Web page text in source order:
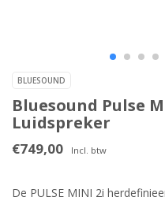
BLUESOUND
Bluesound Pulse
Luidspreker
€749,00 Incl. btw
De PULSE MINI 2i